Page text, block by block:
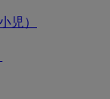
児）